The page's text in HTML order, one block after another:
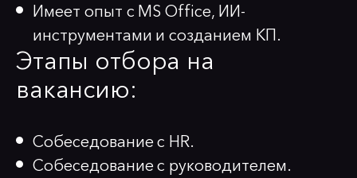
Имеет опыт с MS Office, ИИ-
инструментами и созданием КП.
Этапы отбора на
вакансию:
Собеседование с HR.
Собеседование с руководителем.